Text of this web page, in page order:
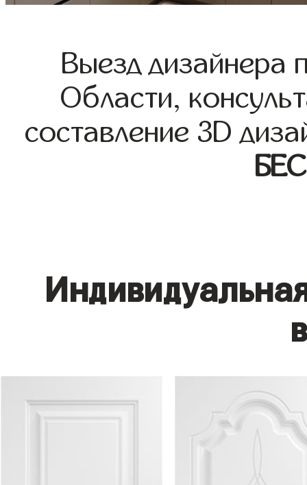
Выезд дизайнера
Области,
составление 3D